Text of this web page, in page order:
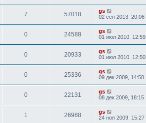
7 57018
gs
02 сен 2013, 20:06
0 24588
gs
01 июл 2010, 12:59
0 20933
gs
01 июл 2010, 12:50
0 25336
gs
09 дек 2009, 14:58
0 22131
gs
08 дек 2009, 18:15
1 26988
gs
24 ноя 2009, 15:27